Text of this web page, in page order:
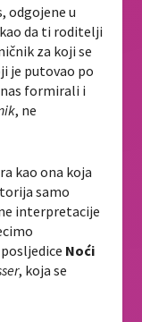
odgojene u
da ti roditelji
za koji se
je putovao po
formirali i
, ne
kao ona koja
samo
interpretacije
Noći
, koja se